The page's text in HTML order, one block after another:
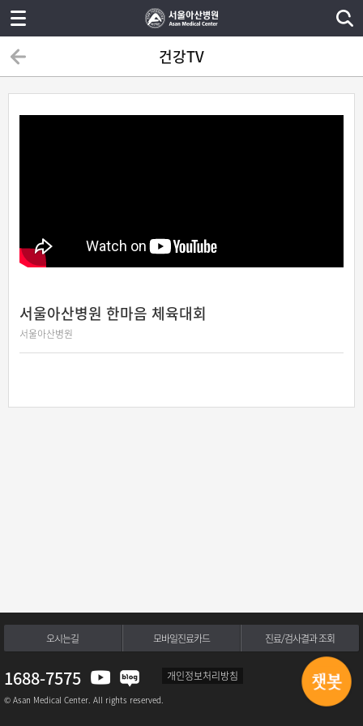
건강TV
서울아산병원 한마음 체육대회
서울아산병원
오시는길 모바일진료카드 진료/검사결과 조회
1688-7575 개인정보처리방침
© Asan Medical Center. All rights reserved.